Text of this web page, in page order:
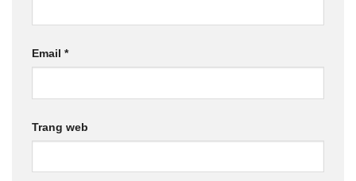
Email *
Trang web